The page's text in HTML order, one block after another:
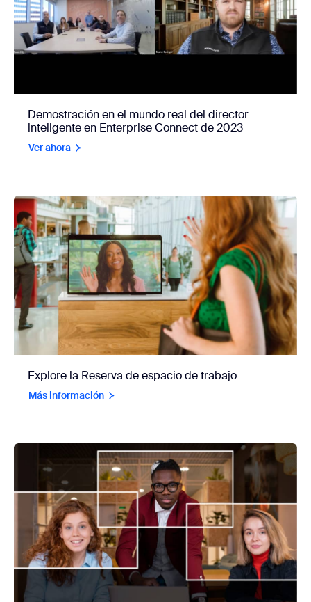
Demostración en el mundo real del director
inteligente en Enterprise Connect de 2023
Ver ahora
Explore la Reserva de espacio de trabajo
Más información